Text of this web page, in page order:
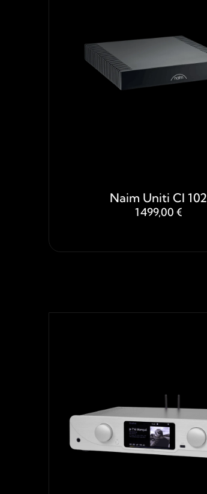
Naim Uniti CI 102
1 499,00 €